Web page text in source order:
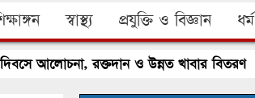
স্বাস্থ্য প্রযুক্তি ও বিজ্ঞান ধর্ম
আলোচনা, রক্তদান ও উন্নত খাবার বিতরণ●